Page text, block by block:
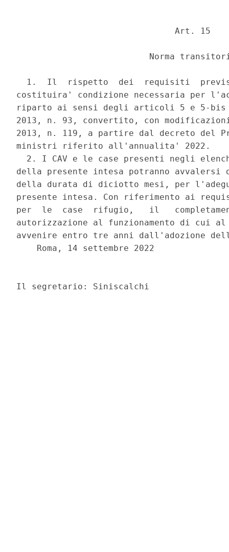
                               Art. 15
Norma
1.  Il  rispetto  dei  requisiti
costituira' condizione necessaria per
riparto ai sensi degli articoli 5 e 5-bis
2013, n. 93, convertito, con
2013, n. 119, a partire dal decreto del
ministri riferito all'annualita' 2022.
2. I CAV e le case presenti negli
della presente intesa potranno
della durata di diciotto mesi, per
presente intesa. Con riferimento ai
per  le  case  rifugio,   il
autorizzazione al funzionamento di cui
avvenire entro tre anni dall'adozione
    Roma, 14 settembre 2022